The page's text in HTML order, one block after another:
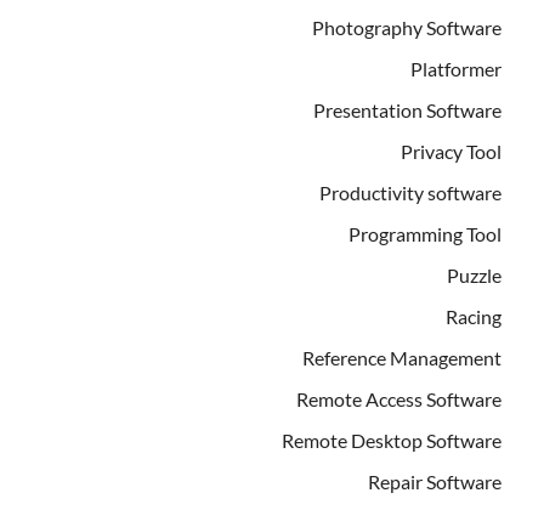
Photography Software
Platformer
Presentation Software
Privacy Tool
Productivity software
Programming Tool
Puzzle
Racing
Reference Management
Remote Access Software
Remote Desktop Software
Repair Software